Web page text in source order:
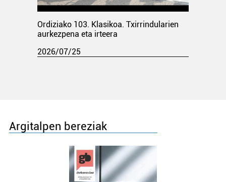
Ordiziako 103. Klasikoa. Txirrindularien
aurkezpena eta irteera
2026/07/25
Argitalpen bereziak